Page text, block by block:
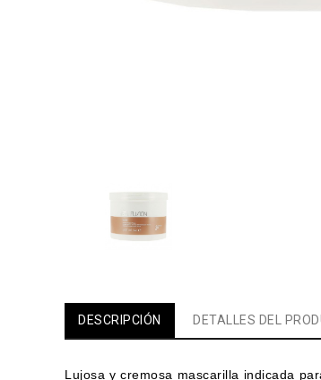
DESCRIPCIÓN DETALLES DEL
Lujosa y cremosa mascarilla indicada